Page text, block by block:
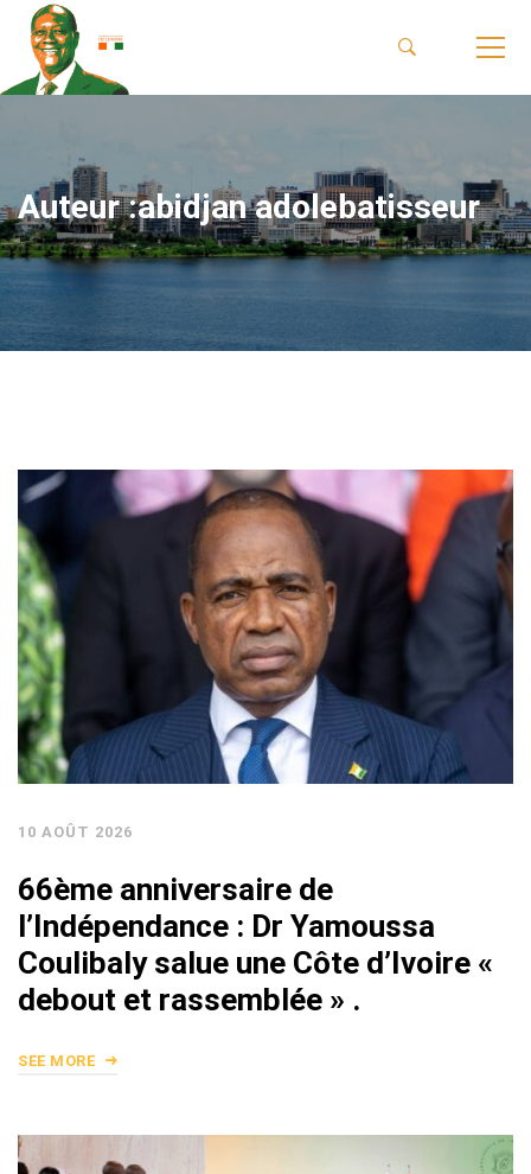
Auteur :abidjan adolebatisseur
10 AOÛT 2026
66ème anniversaire de
l’Indépendance : Dr Yamoussa
Coulibaly salue une Côte d’Ivoire «
debout et rassemblée » .
SEE MORE